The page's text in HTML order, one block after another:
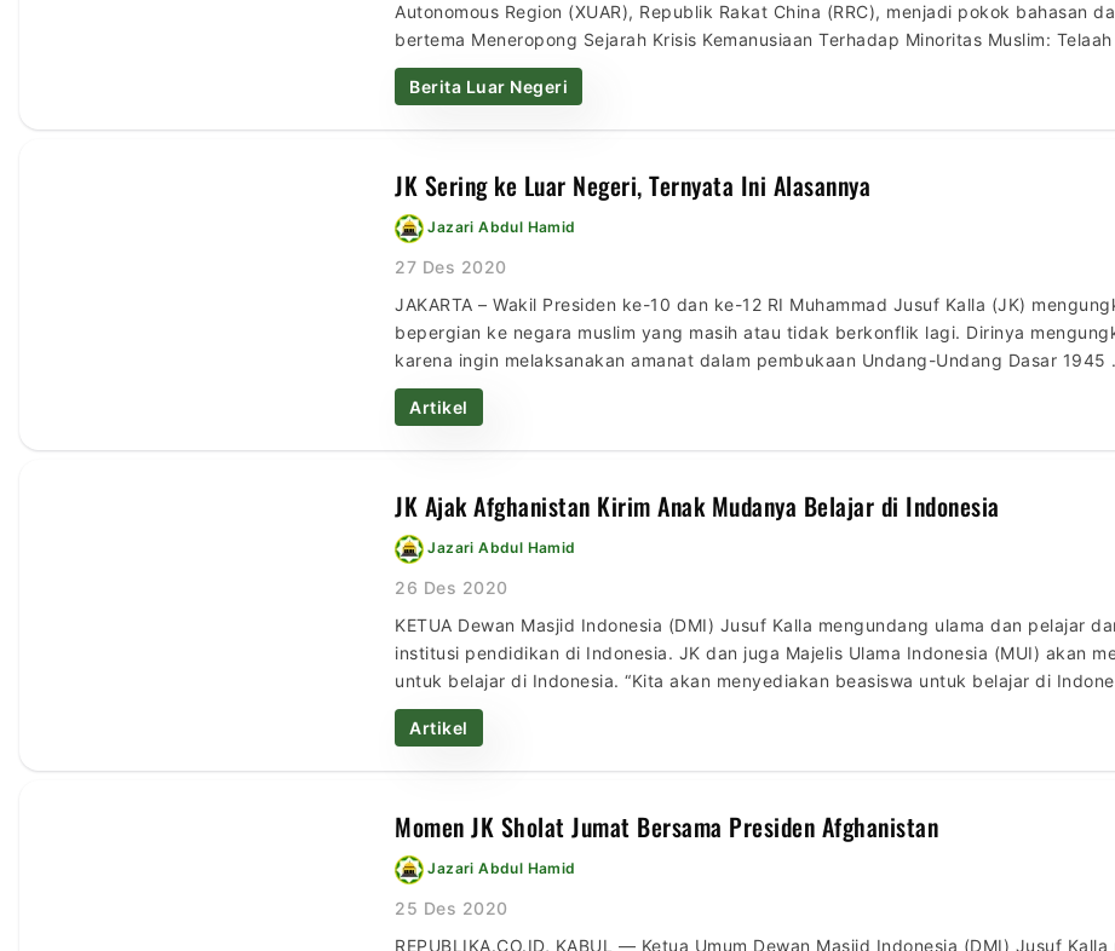
Autonomous Region (XUAR), Republik Rakat China (RRC), menjadi pokok bahasan
bertema Meneropong Sejarah Krisis Kemanusiaan Terhadap Minoritas Muslim:
daring internasional ini diselenggarakan pada Sabtu (19/12/20) oleh Perhimpunan
Masjid […]
Berita Luar Negeri
JK Sering ke Luar Negeri, Ternyata Ini Alasannya
Jazari Abdul Hamid
27 Des 2020
JAKARTA – Wakil Presiden ke-10 dan ke-12 RI Muhammad Jusuf Kalla (JK)
bepergian ke negara muslim yang masih atau tidak berkonflik lagi. Dirinya
karena ingin melaksanakan amanat dalam pembukaan Undang-Undang Dasar 1945
mengapa saya harus ke Afghanistan dan mungkin minggu depan ke tempat lain […]
Artikel
JK Ajak Afghanistan Kirim Anak Mudanya Belajar di Indonesia
Jazari Abdul Hamid
26 Des 2020
KETUA Dewan Masjid Indonesia (DMI) Jusuf Kalla mengundang ulama dan pelajar
institusi pendidikan di Indonesia. JK dan juga Majelis Ulama Indonesia (MUI) akan
untuk belajar di Indonesia. “Kita akan menyediakan beasiswa untuk belajar di
pengetahuan mengenai dunia pendidikan di Indonesia,” kata JK di depan […]
Artikel
Momen JK Sholat Jumat Bersama Presiden Afghanistan
Jazari Abdul Hamid
25 Des 2020
REPUBLIKA.CO.ID, KABUL — Ketua Umum Dewan Masjid Indonesia (DMI) Jusuf